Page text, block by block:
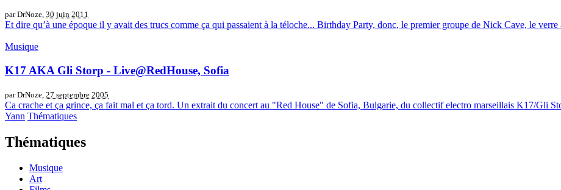
par DrNoze, 30 juin 2011
Et dire qu’à une époque il y avait des trucs comme ça qui passaient à la téloche... Birthday Party, donc, le premier groupe de Nick Cave, le verre
Musique
K17 AKA Gli Storp - Live@RedHouse, Sofia
par DrNoze, 27 septembre 2005
Ca crache et ça grince, ça fait mal et ça tord. Un extrait du concert au "Red House" de Sofia, Bulgarie, du collectif electro marseillais K17/Gli
Yann Thématiques
Thématiques
Musique
Art